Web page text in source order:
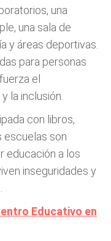
una
una sala de
y áreas deportivas.
para personas
el
la inclusión.
con libros,
escuelas son
educación a los
inseguridades y
Educativo en